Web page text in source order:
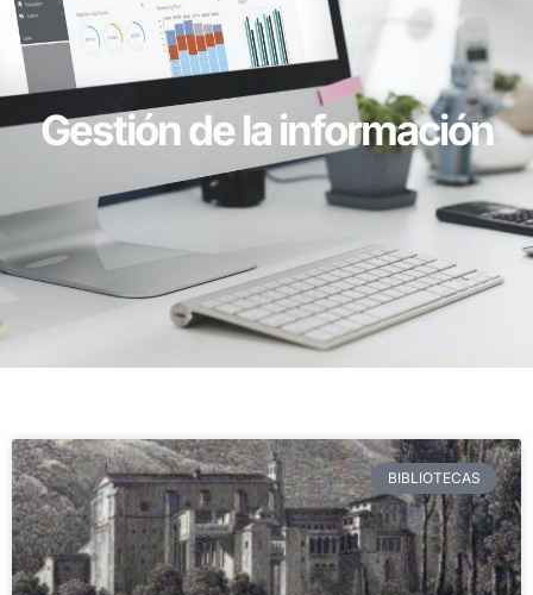
Gestión de la información
BIBLIOTECAS